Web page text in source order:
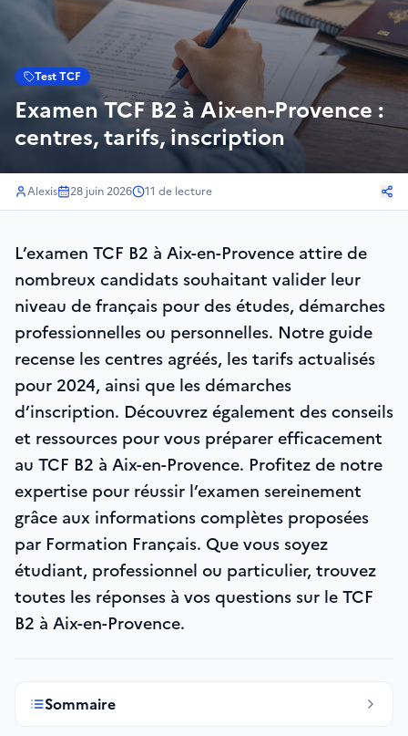
Test TCF
Examen TCF B2 à Aix-en-Provence :
centres, tarifs, inscription
Alexis 28 juin 2026 11 de lecture
L’examen TCF B2 à Aix-en-Provence attire de
nombreux candidats souhaitant valider leur
niveau de français pour des études, démarches
professionnelles ou personnelles. Notre guide
recense les centres agréés, les tarifs actualisés
pour 2024, ainsi que les démarches
d’inscription. Découvrez également des conseils
et ressources pour vous préparer efficacement
au TCF B2 à Aix-en-Provence. Profitez de notre
expertise pour réussir l’examen sereinement
grâce aux informations complètes proposées
par Formation Français. Que vous soyez
étudiant, professionnel ou particulier, trouvez
toutes les réponses à vos questions sur le TCF
B2 à Aix-en-Provence.
Sommaire